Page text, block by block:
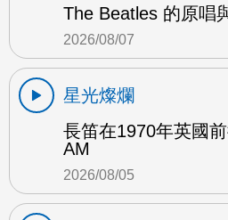
The Beatles 的原唱
2026/08/07
星光燦爛
長笛在1970年英國
AM
2026/08/05